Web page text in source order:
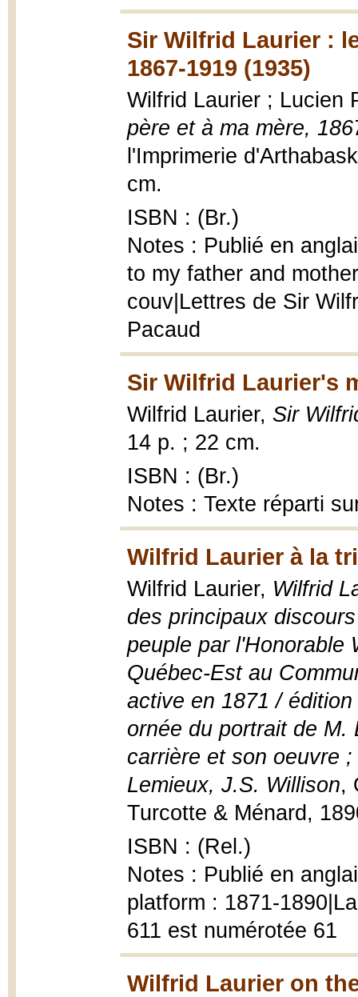
Sir Wilfrid Laurier :
1867-1919 (1935)
Wilfrid Laurier ; Lucien
père et à ma mère,
l'Imprimerie
cm.
ISBN : (Br.)
Notes : Publié en
to my father and
couv|Lettres de Sir
Pacaud
Sir Wilfrid Laurier's
Wilfrid Laurier, Sir
14 p. ; 22 cm.
ISBN : (Br.)
Notes : Texte réparti
Wilfrid Laurier à la
Wilfrid Laurier, Wilfrid
des principaux
peuple par l'Honorable
Québec-Est au
active en 1871 /
ornée du portrait de
carrière et son oeuvre
Lemieux, J.S. Willison,
Turcotte & Ménard,
ISBN : (Rel.)
Notes : Publié en
platform : 1871-
611 est numérotée 61
Wilfrid Laurier on